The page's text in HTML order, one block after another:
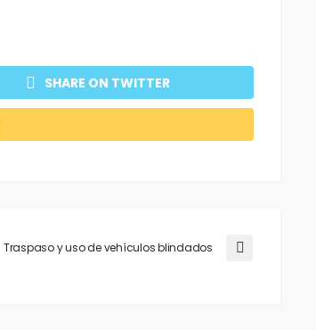
SHARE ON TWITTER
Traspaso y uso de vehículos blindados